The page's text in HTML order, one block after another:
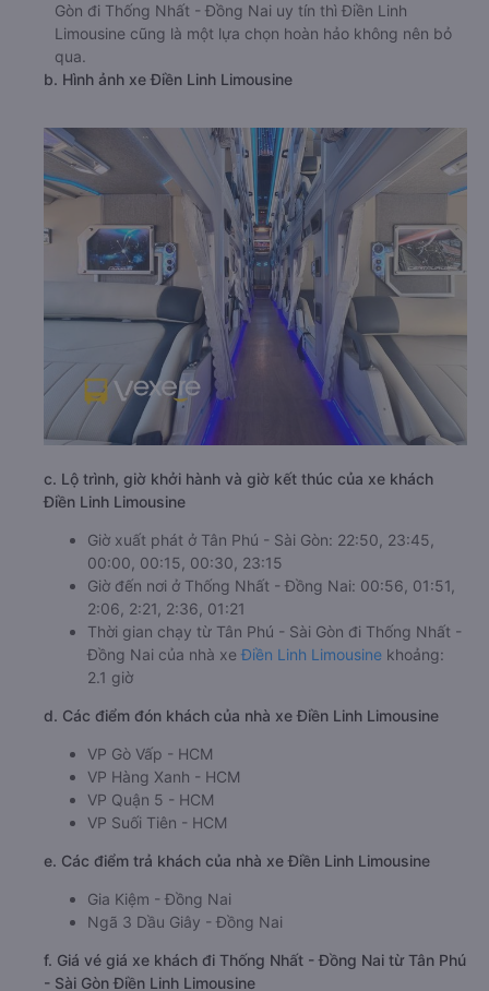
Gòn đi Thống Nhất - Đồng Nai uy tín thì Điền Linh
Limousine cũng là một lựa chọn hoàn hảo không nên bỏ
qua.
b. Hình ảnh xe Điền Linh Limousine
c. Lộ trình, giờ khởi hành và giờ kết thúc của xe khách
Điền Linh Limousine
Giờ xuất phát ở Tân Phú - Sài Gòn: 22:50, 23:45,
00:00, 00:15, 00:30, 23:15
Giờ đến nơi ở Thống Nhất - Đồng Nai: 00:56, 01:51,
2:06, 2:21, 2:36, 01:21
Thời gian chạy từ Tân Phú - Sài Gòn đi Thống Nhất -
Đồng Nai của nhà xe Điền Linh Limousine khoảng:
2.1 giờ
d. Các điểm đón khách của nhà xe Điền Linh Limousine
VP Gò Vấp - HCM
VP Hàng Xanh - HCM
VP Quận 5 - HCM
VP Suối Tiên - HCM
e. Các điểm trả khách của nhà xe Điền Linh Limousine
Gia Kiệm - Đồng Nai
Ngã 3 Dầu Giây - Đồng Nai
f. Giá vé giá xe khách đi Thống Nhất - Đồng Nai từ Tân Phú
- Sài Gòn Điền Linh Limousine